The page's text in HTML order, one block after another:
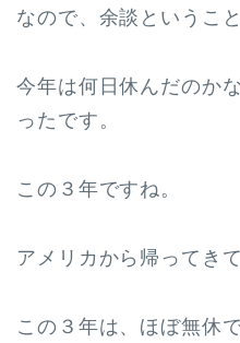
なので、余談ということ
今年は何日休んだのか
ったです。
この３年ですね。
アメリカから帰ってき
この３年は、ほぼ無休で